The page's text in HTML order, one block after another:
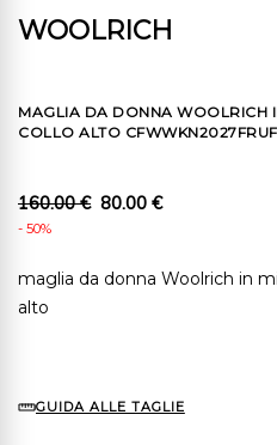
WOOLRICH
MAGLIA DA DONNA WOOLRICH
COLLO ALTO
160.00 € 80.00 €
- 50%
maglia da donna Woolrich in
alto
GUIDA ALLE TAGLIE